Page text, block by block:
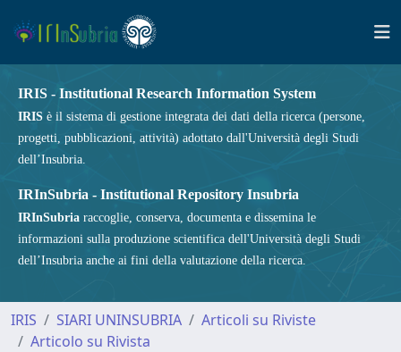
IRIS - Institutional Research Information System
IRIS è il sistema di gestione integrata dei dati della ricerca (persone,
progetti, pubblicazioni, attività) adottato dall'Università degli Studi
dell’Insubria.
IRInSubria - Institutional Repository Insubria
IRInSubria raccoglie, conserva, documenta e dissemina le
informazioni sulla produzione scientifica dell'Università degli Studi
dell’Insubria anche ai fini della valutazione della ricerca.
IRIS SIARI UNINSUBRIA
Articoli su Riviste
Articolo su Rivista